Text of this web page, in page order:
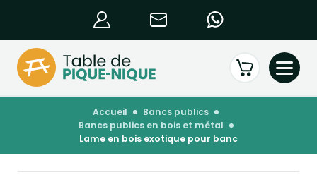
accueil
bancs publics
bancs publics en bois et métal
lame en bois exotique pour banc